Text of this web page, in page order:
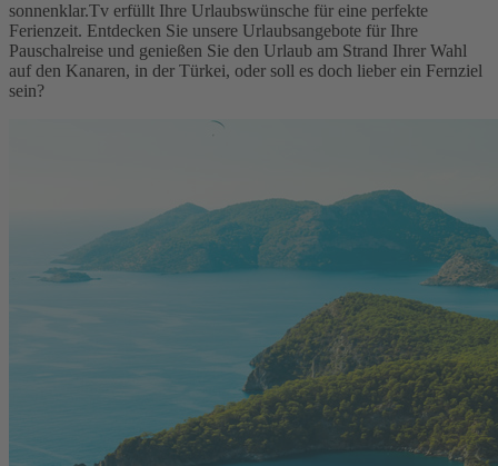
sonnenklar.Tv erfüllt Ihre Urlaubswünsche für eine perfekte
Ferienzeit. Entdecken Sie unsere Urlaubsangebote für Ihre
Pauschalreise und genießen Sie den Urlaub am Strand Ihrer Wahl
auf den Kanaren, in der Türkei, oder soll es doch lieber ein Fernziel
sein?